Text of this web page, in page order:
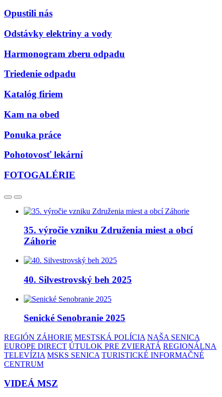
Opustili nás
Odstávky elektriny a vody
Harmonogram zberu odpadu
Triedenie odpadu
Katalóg firiem
Kam na obed
Ponuka práce
Pohotovosť lekární
FOTOGALÉRIE
35. výročie vzniku Združenia miest a obcí
Záhorie
40. Silvestrovský beh 2025
Senické Senobranie 2025
REGIÓN ZÁHORIE MESTSKÁ POLÍCIA NAŠA SENICA
EUROPE DIRECT ÚTULOK PRE ZVIERATÁ REGIONÁLNA
TELEVÍZIA MSKS SENICA TURISTICKÉ INFORMAČNÉ
CENTRUM
VIDEÁ MSZ